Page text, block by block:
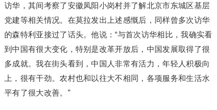
访华，其间考察了安徽凤阳小岗村并了解北京市东城区基层
党建等相关情况。在莫拉发出上述感慨后，同样曾多次访华
的森特利亚接过了话头。他说：“与首次访华相比，我确实看
到中国有很大变化，特别是改革开放后，中国发展取得了很
多成就。我在街头看到，中国人非常有活力，年轻人积极向
上，很有干劲。农村也和以往大不相同，各项服务和生活水
平有了很大改善。”